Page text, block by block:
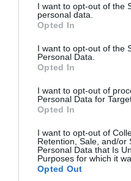
not limited to your visit or
grant or deny consent to
use your data for below
consent section.
I want to opt-out of the
personal data.
Opted In
I want to opt-out of the
Personal Data.
Opted In
I want to opt-out of
Personal Data for
Opted In
I want to opt-out of
Retention, Sale, and/or
Personal Data that Is
Purposes for which it
Opted Out
08.08.2026 | 13:02
Βίντεο: Ρωσική